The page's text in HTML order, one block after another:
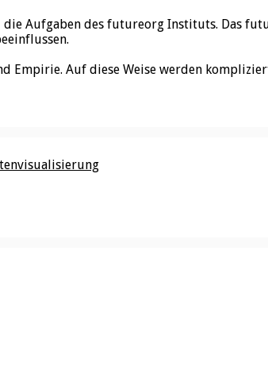
die Aufgaben des futureorg Instituts. Das
Auf diese Weise werden